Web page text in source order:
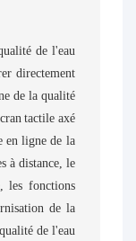
de l'eau
directement
de la qualité
tactile axé
en ligne de la
à distance, le
les fonctions
de la
de l'eau